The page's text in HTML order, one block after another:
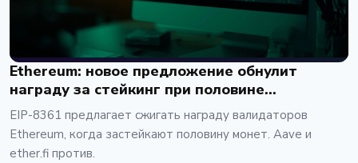
Ethereum: новое предложение обнулит
награду за стейкинг при половине
предложения
EIP-8361 предлагает сжигать награду валидаторов
Ethereum, когда застейкают половину монет. Aave и
ether.fi против.